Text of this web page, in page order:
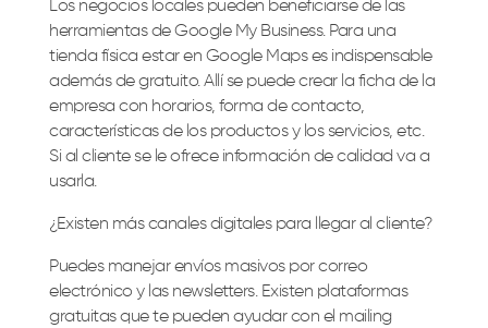
Los negocios locales pueden beneficiarse de las
herramientas de Google My Business. Para una
tienda física estar en Google Maps es indispensable
además de gratuito. Allí se puede crear la ficha de la
empresa con horarios, forma de contacto,
características de los productos y los servicios, etc.
Si al cliente se le ofrece información de calidad va a
usarla.
¿Existen más canales digitales para llegar al cliente?
Puedes manejar envíos masivos por correo
electrónico y las newsletters. Existen plataformas
gratuitas que te pueden ayudar con el mailing